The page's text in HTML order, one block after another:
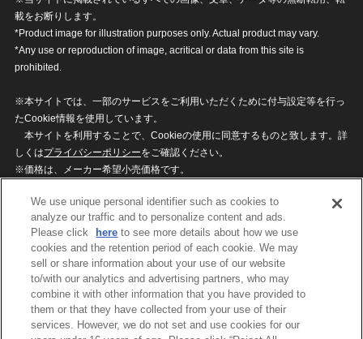
載をお断りします。
*Product image for illustration purposes only. Actual product may vary.
*Any use or reproduction of image, acritical or data from this site is
prohibited.
※本サイトでは、一部のサービスをご利用いただくために付与設定等を行っ
たCookie情報を使用しています。
本サイトを利用することで、Cookieの使用に同意するものと致します。詳
しくはプライバシーポリシーをご確認ください。
※価格は、メーカー希望小売価格です。
ざいますのでご了承ください。
privacypolicy
Do Not Sell or Share My
Personal Information
ウェブサイトご利用条件
ソーシャルメディアポリシー
個人情報保護方針
お問い合わせ
We use unique personal identifier such as cookies to
analyze our traffic and to personalize content and ads.
Please click
here to see more details about how we use
cookies and the retention period of each cookie. We may
sell or share information about your use of our website
to/with our analytics and advertising partners, who may
combine it with other information that you have provided to
them or that they have collected from your use of their
services. However, we do not set and use cookies for our